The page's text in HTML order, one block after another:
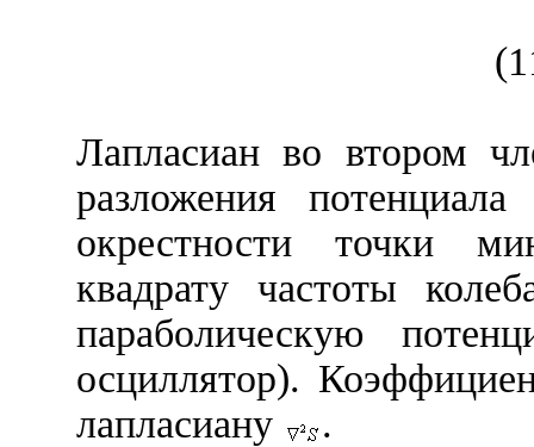
Лапласиан во втором
разложения
окрестности точки
квадрату частоты
параболическую
осциллятор).
лапласиану
.